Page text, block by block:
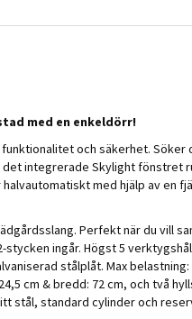
med en enkeldörr!
och säkerhet.
integrerade Skylight fönstret
med hjälp av en
Perfekt när du vill
ingår. Högst 5
stålplåt. Max
cm & bredd: 72 cm, och två
stål, standard cylinder och